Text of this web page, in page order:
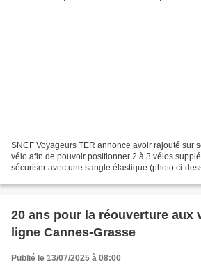
SNCF Voyageurs TER annonce avoir rajouté sur
vélo afin de pouvoir positionner 2 à 3 vélos
sécuriser avec une sangle élastique (photo ci-
20 ans pour la réouverture aux
ligne Cannes-Grasse
Publié le 13/07/2025 à 08:00